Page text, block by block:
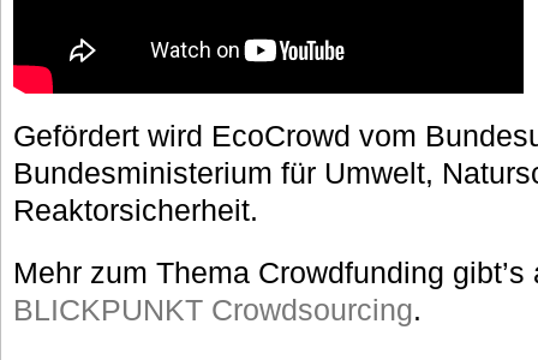
Gefördert wird EcoCrowd vom
Bundesministerium für Umwelt,
Reaktorsicherheit.
Mehr zum Thema Crowdfunding
BLICKPUNKT Crowdsourcing.